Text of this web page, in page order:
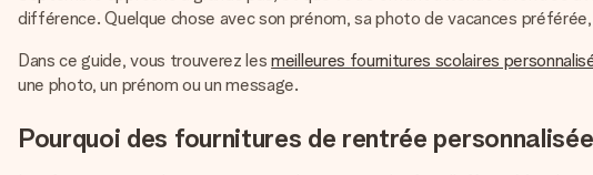
différence. Quelque chose avec son prénom, sa photo de vacances
Dans ce guide, vous trouverez lesmeilleures fournitures scolaires
une photo, un prénom ou un message.
Pourquoi des fournitures de rentrée